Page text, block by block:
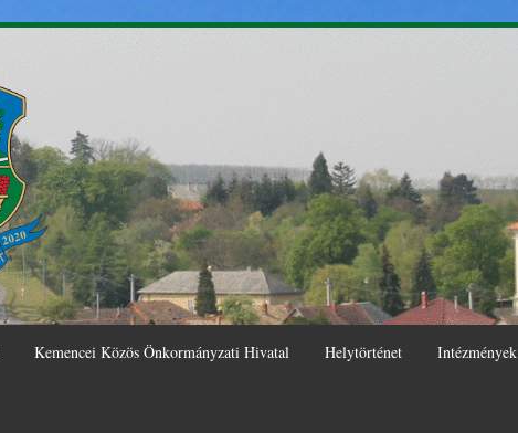
Ugrás a
Kemencei Közös Önkormányzati Hivatal Helytörténet Intézmények